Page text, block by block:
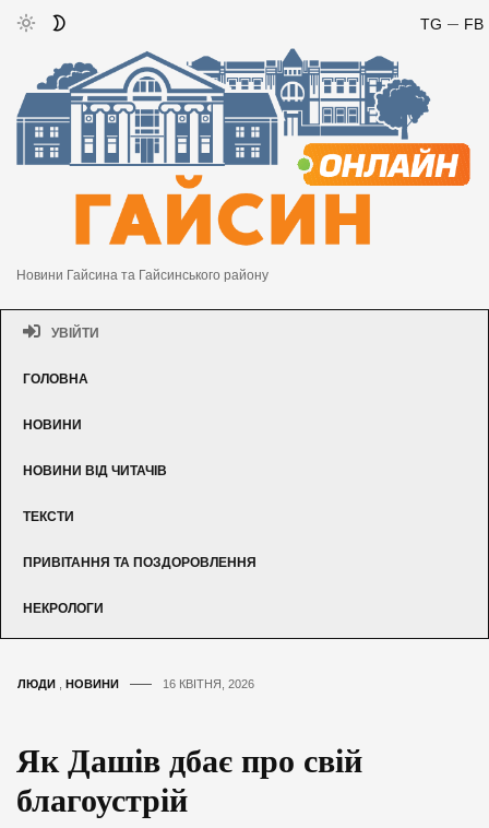
FB
TG
Новини Гайсина та Гайсинського району
УВІЙТИ
ГОЛОВНА
НОВИНИ
НОВИНИ ВІД ЧИТАЧІВ
ТЕКСТИ
ПРИВІТАННЯ ТА ПОЗДОРОВЛЕННЯ
НЕКРОЛОГИ
ЛЮДИ НОВИНИ 16 КВІТНЯ, 2026
Як Дашів дбає про свій
благоустрій